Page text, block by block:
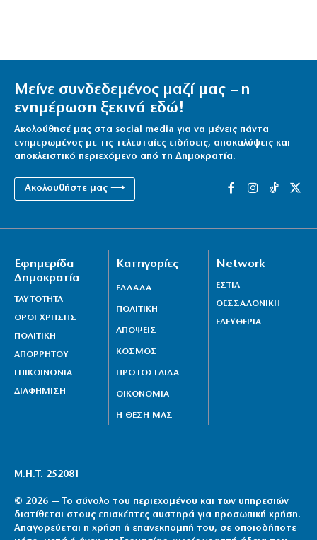
Μείνε συνδεδεμένος μαζί μας – η
ενημέρωση ξεκινά εδώ!
Ακολούθησέ μας στα social media για να μένεις πάντα
ενημερωμένος με τις τελευταίες ειδήσεις, αποκαλύψεις και
αποκλειστικό περιεχόμενο από τη Δημοκρατία.
Ακολουθήστε μας ⟶
Εφημερίδα
Δημοκρατία
ΤΑΥΤΟΤΗΤΑ
ΟΡΟΙ ΧΡΗΣΗΣ
ΠΟΛΙΤΙΚΗ
ΑΠΟΡΡΗΤΟΥ
ΕΠΙΚΟΙΝΩΝΙΑ
ΔΙΑΦΗΜΙΣΗ
Κατηγορίες
ΕΛΛΑΔΑ
ΠΟΛΙΤΙΚΗ
ΑΠΟΨΕΙΣ
ΚΟΣΜΟΣ
ΠΡΩΤΟΣΕΛΙΔΑ
ΟΙΚΟΝΟΜΙΑ
Η ΘΕΣΗ ΜΑΣ
Network
ΕΣΤΙΑ
ΘΕΣΣΑΛΟΝΙΚΗ
ΕΛΕΥΘΕΡΙΑ
Μ.Η.Τ. 252081
© 2026 — Το σύνολο του περιεχομένου και των υπηρεσιών
διατίθεται στους επισκέπτες αυστηρά για προσωπική χρήση.
Απαγορεύεται η χρήση ή επανεκπομπή του, σε οποιοδήποτε